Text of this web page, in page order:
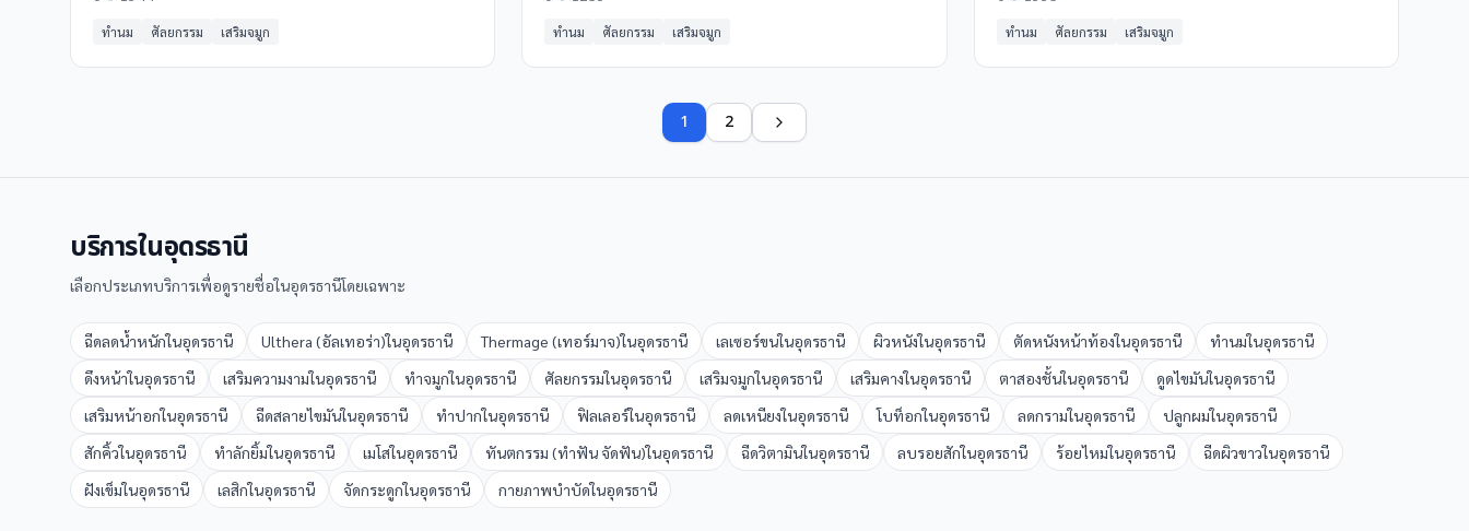
ทำนม ศัลยกรรม เสริมจมูก ทำนม ศัลยกรรม เสริมจมูก
ด้านความงามและสุขภาพผิว
ทำนม ศัลยกรรม เสริมจมูก
1 2
บริการในอุดรธานี
เลือกประเภทบริการเพื่อดูรายชื่อในอุดรธานีโดยเฉพาะ
ฉีดลดน้ำหนักในอุดรธานี Ulthera (อัลเทอร่า)ในอุดรธานี Thermage (เทอร์มาจ)ในอุดรธานี เลเซอร์ขนในอุดรธานี ผิวหนังในอุดรธานี ตัดหนังหน้าท้องในอุดรธานี ทำนมในอุดรธานี
ดึงหน้าในอุดรธานี เสริมความงามในอุดรธานี ทำจมูกในอุดรธานี ศัลยกรรมในอุดรธานี เสริมจมูกในอุดรธานี เสริมคางในอุดรธานี ตาสองชั้นในอุดรธานี ดูดไขมันในอุดรธานี
เสริมหน้าอกในอุดรธานี ฉีดสลายไขมันในอุดรธานี ทำปากในอุดรธานี ฟิลเลอร์ในอุดรธานี ลดเหนียงในอุดรธานี โบท็อกในอุดรธานี ลดกรามในอุดรธานี ปลูกผมในอุดรธานี
สักคิ้วในอุดรธานี ทำลักยิ้มในอุดรธานี เมโสในอุดรธานี ทันตกรรม (ทำฟัน จัดฟัน)ในอุดรธานี ฉีดวิตามินในอุดรธานี ลบรอยสักในอุดรธานี ร้อยไหมในอุดรธานี ฉีดผิวขาวในอุดรธานี
ฝังเข็มในอุดรธานี เลสิกในอุดรธานี จัดกระดูกในอุดรธานี กายภาพบำบัดในอุดรธานี